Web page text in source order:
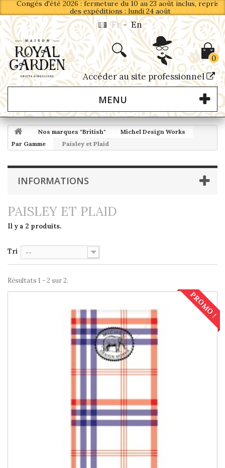
Congés d'été 2026 : fermeture du 10 au 23 août inclus, reprise
des expéditions : lundi 24 août
Fr - En
0
MENU
Accéder au site professionnel
Nos marques "British"
Michel Design Works
Par Gamme
Paisley et Plaid
INFORMATIONS
PAISLEY ET PLAID
Il y a 2 produits.
Tri --
Résultats 1 - 2 sur 2.
PROMO !